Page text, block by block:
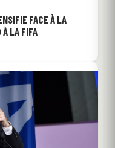
FACE À LA
À LA FIFA